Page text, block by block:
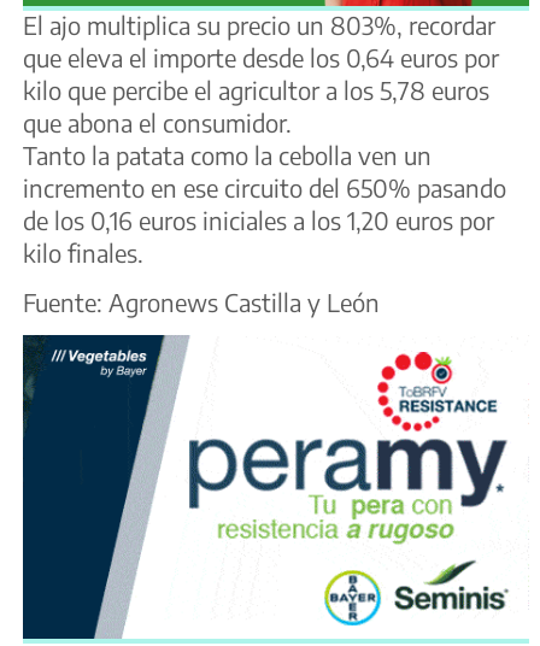
El ajo multiplica su precio un 803%, recordar
que eleva el importe desde los 0,64 euros por
kilo que percibe el agricultor a los 5,78 euros
que abona el consumidor.
Tanto la patata como la cebolla ven un
incremento en ese circuito del 650% pasando
de los 0,16 euros iniciales a los 1,20 euros por
kilo finales.
Fuente: Agronews Castilla y León